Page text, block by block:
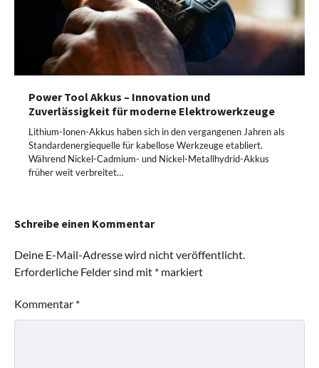
Power Tool Akkus – Innovation und
Zuverlässigkeit für moderne Elektrowerkzeuge
Lithium-Ionen-Akkus haben sich in den vergangenen Jahren als
Standardenergiequelle für kabellose Werkzeuge etabliert.
Während Nickel-Cadmium- und Nickel-Metallhydrid-Akkus
früher weit verbreitet…
Schreibe einen Kommentar
Deine E-Mail-Adresse wird nicht veröffentlicht.
Erforderliche Felder sind mit * markiert
Kommentar *